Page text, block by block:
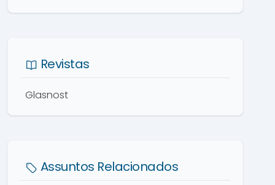
Revistas
Glasnost
Assuntos Relacionados